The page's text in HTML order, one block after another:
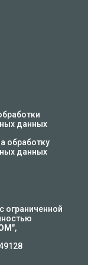
данных
обработку
данных
ограниченной
",